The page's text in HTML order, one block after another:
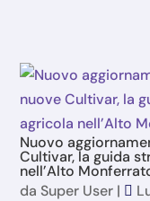
Nuovo
Cultivar, la guida
nell’Alto
da Super User |